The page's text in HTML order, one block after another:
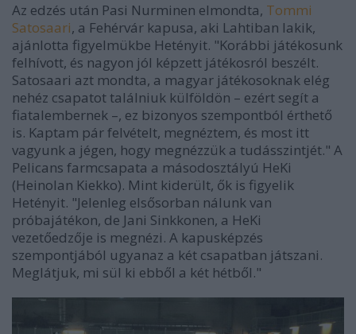
Az edzés után Pasi Nurminen elmondta, Tommi
Satosaari, a Fehérvár kapusa, aki Lahtiban lakik,
ajánlotta figyelmükbe Hetényit. "Korábbi játékosunk
felhívott, és nagyon jól képzett játékosról beszélt.
Satosaari azt mondta, a magyar játékosoknak elég
nehéz csapatot találniuk külföldön – ezért segít a
fiatalembernek –, ez bizonyos szempontból érthető
is. Kaptam pár felvételt, megnéztem, és most itt
vagyunk a jégen, hogy megnézzük a tudásszintjét." A
Pelicans farmcsapata a másodosztályú HeKi
(Heinolan Kiekko). Mint kiderült, ők is figyelik
Hetényit. "Jelenleg elsősorban nálunk van
próbajátékon, de Jani Sinkkonen, a HeKi
vezetőedzője is megnézi. A kapusképzés
szempontjából ugyanaz a két csapatban játszani.
Meglátjuk, mi sül ki ebből a két hétből."